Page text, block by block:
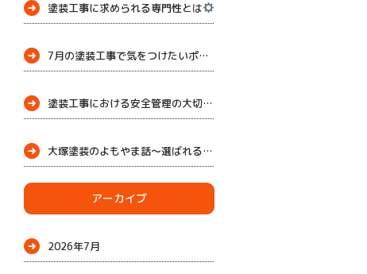
塗装工事に求められる専門性とは
7月の塗装工事で気をつけたいポイント
塗装工事における安全管理の大切さ
大塚塗装のよもやま話～選ばれる理由
アーカイブ
2026年7月